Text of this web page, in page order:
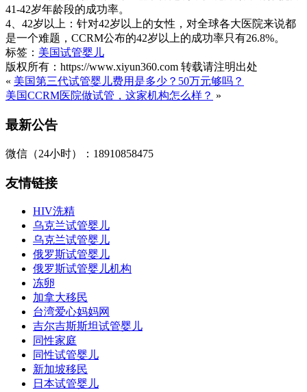
41-42岁年龄段的成功率。
4、42岁以上：针对42岁以上的女性，对全球各大医院来说都
是一个难题，CCRM公布的42岁以上的成功率只有26.8%。
标签： 美国试管婴儿
版权所有：https://www.xiyun360.com 转载请注明出处
« 美国第三代试管婴儿费用是多少？50万元够吗？
美国CCRM医院做试管，这家机构怎么样？ »
最新公告
微信（24小时）：18910858475
友情链接
HIV洗精
乌克兰试管婴儿
乌克兰试管婴儿
俄罗斯试管婴儿
俄罗斯试管婴儿机构
冻卵
加拿大移民
台湾爱心妈妈网
吉尔吉斯斯坦试管婴儿
同性家庭
同性试管婴儿
新加坡移民
日本试管婴儿